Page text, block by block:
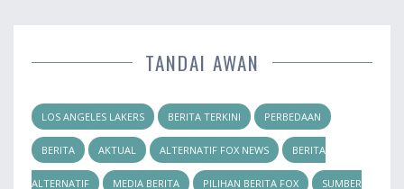
TANDAI AWAN
LOS ANGELES LAKERS BERITA TERKINI PERBEDAAN
BERITA AKTUAL ALTERNATIF FOX NEWS BERITA
ALTERNATIF MEDIA BERITA PILIHAN BERITA FOX SUMBER